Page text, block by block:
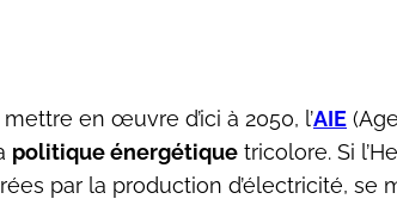
en œuvre d’ici à 2050, l’AIE
politique énergétique tricolore. Si
par la production d’électricité, se